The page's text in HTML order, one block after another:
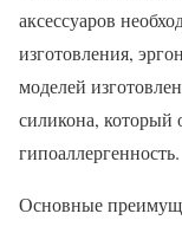
аксессуаров
изготовления,
моделей
силикона, который
гипоаллергенность.
Основные